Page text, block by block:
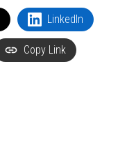
LinkedIn
Copy Link